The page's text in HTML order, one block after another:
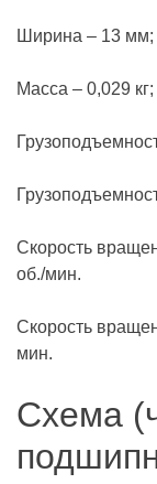
Ширина – 13 мм;
Масса – 0,029 кг;
Скорость
об./мин.
Скорость
мин.
Схема